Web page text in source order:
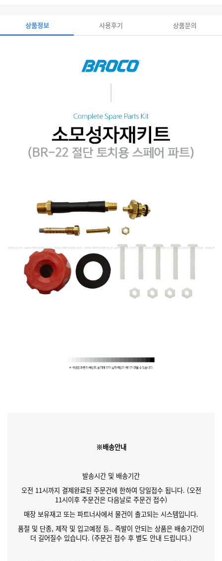
상품정보 사용후기 상품문의
※배송안내
발송시간 및 배송기간
오전 11시까지 결제완료된 주문건에 한하여 당일접수 됩니다. (오전
11시이후 주문건은 다음날로 주문건 접수)
매장 보유재고 또는 파트너사에서 물건이 출고되는 시스템입니다.
품절 및 단종, 제작 및 입고예정 등.. 즉발이 안되는 상품은 배송기간이
더 길어질수 있습니다. (주문건 접수 후 별도 안내 드립니다.)